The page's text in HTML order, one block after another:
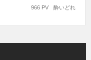
酔いどれ
966 PV